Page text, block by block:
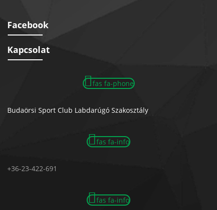
Facebook
Kapcsolat
fas fa-phone
Budaörsi Sport Club Labdarúgó Szakosztály
fas fa-info
+36-23-422-691
fas fa-info